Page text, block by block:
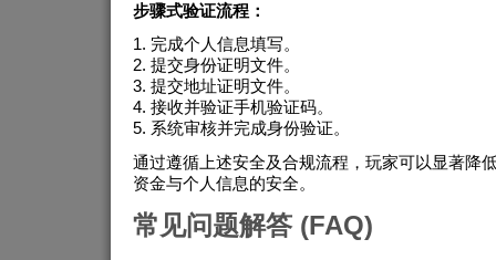
步骤式验证流程：
完成个人信息填写。
提交身份证明文件。
提交地址证明文件。
接收并验证手机验证码。
系统审核并完成身份验证。
通过遵循上述安全及合规流程，玩家可以显著降
资金与个人信息的安全。
常见问题解答 (FAQ)